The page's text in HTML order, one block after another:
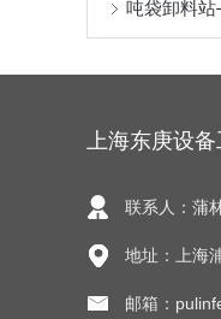
上海东庚设备
联系人：蒲
地址：上海
邮箱：